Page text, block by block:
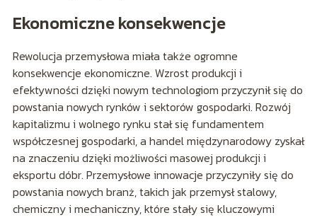
Ekonomiczne konsekwencje
Rewolucja przemysłowa miała także ogromne
konsekwencje ekonomiczne. Wzrost produkcji i
efektywności dzięki nowym technologiom przyczynił się do
powstania nowych rynków i sektorów gospodarki. Rozwój
kapitalizmu i wolnego rynku stał się fundamentem
współczesnej gospodarki, a handel międzynarodowy zyskał
na znaczeniu dzięki możliwości masowej produkcji i
eksportu dóbr. Przemysłowe innowacje przyczyniły się do
powstania nowych branż, takich jak przemysł stalowy,
chemiczny i mechaniczny, które stały się kluczowymi